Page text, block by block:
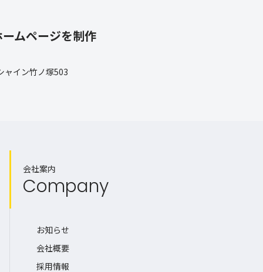
ムページを制作
イン竹ノ塚503
会社案内
Company
お知らせ
会社概要
採用情報